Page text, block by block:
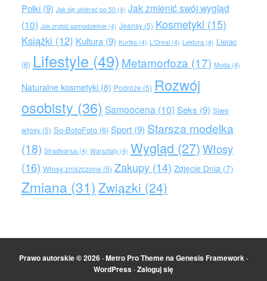
Polki(9) Jak się ubierać po 50(4) Jak zmienić swój wygląd
(10) Jak zrobić samodzielnie(4) Jeansy(5) Kosmetyki (15)
Książki (12) Kultura(9) Kurtka (4) L'Oreal(4) Lektura (4) Lierac
(6) Lifestyle (49) Metamorfoza (17) Moda (4)
Naturalne kosmetyki(8) Podróże (5) Rozwój
osobisty (36) Samoocena (10) Seks (9) Siwe
włosy(5) So-BotoFoto(6) Sport(9) Starsza modelka
(18) Stradivarius(4) Warsztaty(4) Wygląd (27)Włosy
(16) Włosy zniszczone (5) Zakupy(14) Zdjęcie Dnia (7)
Zmiana (31) Związki (24)
Prawo autorskie © 2026 ·Metro Pro ThemenaGenesis Framework ·
WordPress ·Zaloguj się